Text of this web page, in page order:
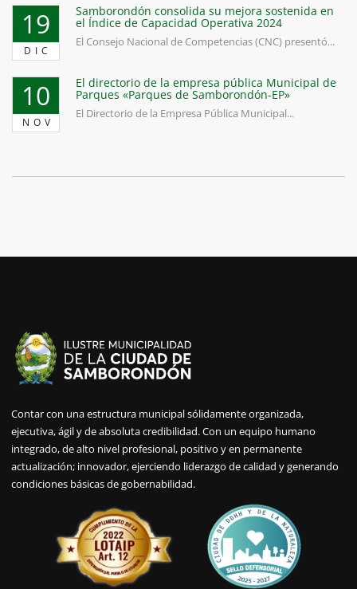
19
DIC
Samborondón consolida su mejora sostenida en
el Índice de Capacidad Operativa 2024
El Consejo Nacional de Competencias (CNC) presentó...
10
NOV
El directorio de la empresa pública Municipal de
Parques «Parques de Samborondón-EP»
El Directorio de la Empresa Pública Municipal...
Contar con una estructura municipal sólidamente organizada,
ejecutiva, ágil y de absoluta credibilidad. Con un equipo humano
integrado, de alto nivel profesional, positivo y en permanente
actualización; innovador, ejerciendo liderazgo de calidad y generando
condiciones básicas de gobernabilidad.